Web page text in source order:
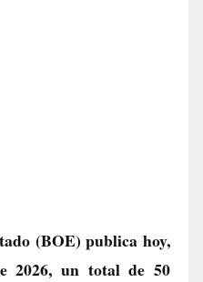
(BOE) publica hoy,
2026, un total de 50